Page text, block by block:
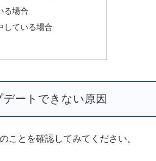
る場合
している場合
ートできない原因
ことを確認してみてください。